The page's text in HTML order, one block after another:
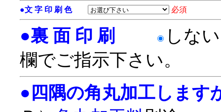
●文 字 印 刷 色 必須
●裏 面 印 刷
しな
欄でご指示下さい。
● 四隅の角丸加工します